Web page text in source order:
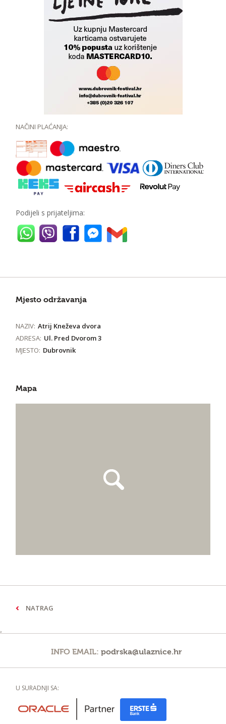
NAČINI PLAĆANJA:
Podijeli s prijateljima:
Mjesto održavanja
NAZIV: Atrij Kneževa dvora
ADRESA: Ul. Pred Dvorom 3
MJESTO: Dubrovnik
Mapa
NATRAG
INFO EMAIL:podrska@ulaznice.hr
U SURADNJI SA: